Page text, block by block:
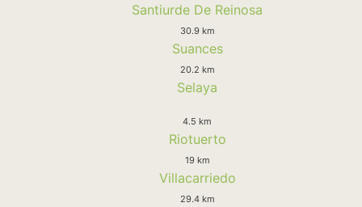
Santiurde De Reinosa
30.9 km
Suances
20.2 km
Selaya
4.5 km
Riotuerto
19 km
Villacarriedo
29.4 km